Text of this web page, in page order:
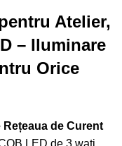
Atelier,
– Iluminare
Orice
de Curent